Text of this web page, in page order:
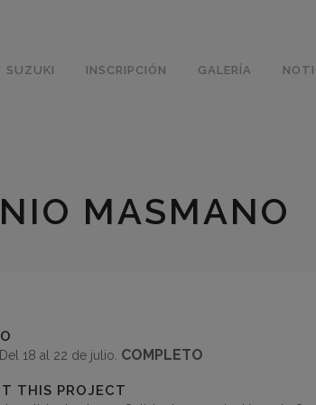
SUZUKI INSCRIPCIÓN GALERÍA
MASMANO
18 al 22 de julio. COMPLETO
THIS PROJECT